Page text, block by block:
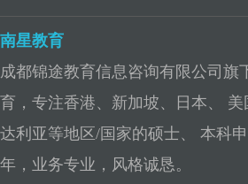
南星教育
成都锦途教育信息咨询有限公司旗
育，专注香港、新加坡、日本、 美
达利亚等地区/国家的硕士、 本科
年，业务专业，风格诚恳。